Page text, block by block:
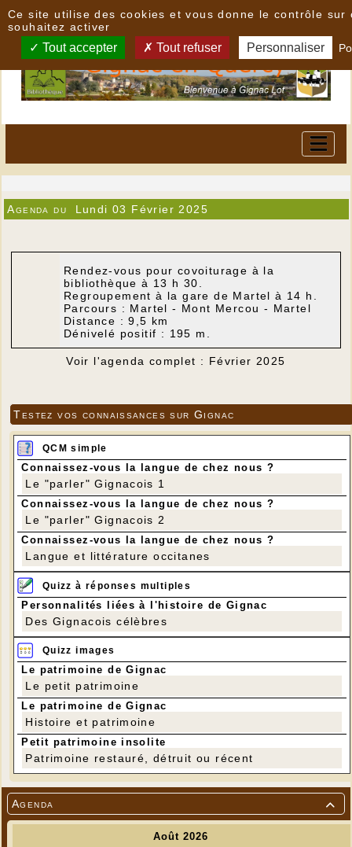

Agenda
Agenda du Lundi 03 Février 2025
Rendez-vous pour covoiturage à la
bibliothèque à 13 h 30.
Regroupement à la gare de Martel à 14 h.
Parcours : Martel - Mont Mercou - Martel
Distance : 9,5 km
Dénivelé positif : 195 m.
Voir l'agenda complet : Février 2025
Testez vos connaissances sur Gignac
QCM simple
Connaissez-vous la langue de chez nous ?
Le "parler" Gignacois 1
Connaissez-vous la langue de chez nous ?
Le "parler" Gignacois 2
Connaissez-vous la langue de chez nous ?
Langue et littérature occitanes
Quizz à réponses multiples
Personnalités liées à l'histoire de Gignac
Des Gignacois célèbres
Quizz images
Le patrimoine de Gignac
Le petit patrimoine
Le patrimoine de Gignac
Histoire et patrimoine
Petit patrimoine insolite
Patrimoine restauré, détruit ou récent
Ce site utilise des cookies et vous donne le contrôle sur
souhaitez activer
Tout accepter Tout refuser Personnaliser